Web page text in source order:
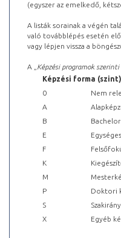
(egyszer az emelkedő,
A listák sorainak a végén
való továbblépés esetén
vagy lépjen vissza a
A „ Képzési programok
Képzési forma (szint)
0
Nem
A
B
E
F
K
M
P
Doktori
S
X
Egyéb